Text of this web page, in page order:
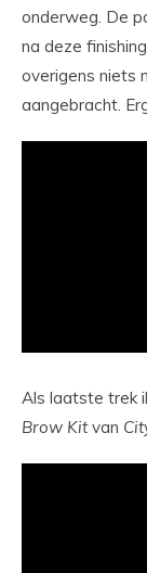
onderweg. De
na deze
overigens niets
aangebracht.
Als laatste trek
Brow Kitvan